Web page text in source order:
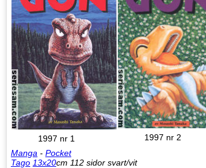
1997 nr 1
1997 nr 2
Manga - Pocket
Tago 13x20cm 112 sidor svart/vit